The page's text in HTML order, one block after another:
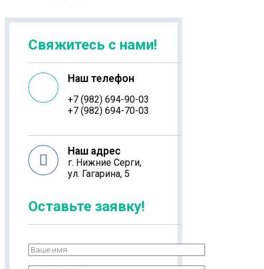
Свяжитесь с нами!
Наш телефон
+7 (982) 694-90-03
+7 (982) 694-70-03
Наш адрес
г. Нижние Серги,
ул. Гагарина, 5
Оставьте заявку!